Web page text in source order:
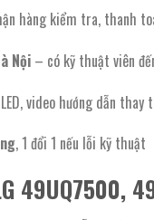
hàng kiểm tra, thanh
Nội– có kỹ thuật viên
video hướng dẫn thay
, 1 đổi 1 nếu lỗi kỹ thuật
49UQ7500,